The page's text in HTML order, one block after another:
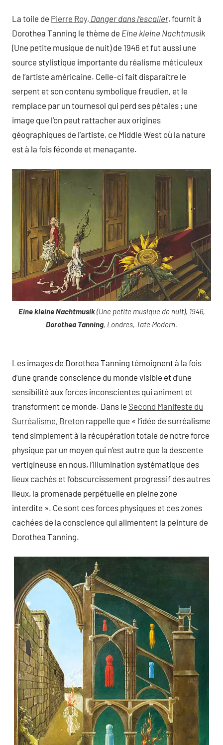
La toile de Pierre Roy, Danger dans l’escalier, fournit à
Dorothea Tanning le thème de Eine kleine Nachtmusik
(Une petite musique de nuit) de 1946 et fut aussi une
source stylistique importante du réalisme méticuleux
de l’artiste américaine. Celle-ci fait disparaître le
serpent et son contenu symbolique freudien, et le
remplace par un tournesol qui perd ses pétales ; une
image que l’on peut rattacher aux origines
géographiques de l’artiste, ce Middle West où la nature
est à la fois féconde et menaçante.
Eine kleine Nachtmusik(Une petite musique de nuit), 1946,
Dorothea Tanning, Londres, Tate Modern.
Les images de Dorothea Tanning témoignent à la fois
d’une grande conscience du monde visible et d’une
sensibilité aux forces inconscientes qui animent et
transforment ce monde. Dans le Second Manifeste du
Surréalisme, Breton rappelle que « l’idée de surréalisme
tend simplement à la récupération totale de notre force
physique par un moyen qui n’est autre que la descente
vertigineuse en nous, l’illumination systématique des
lieux cachés et l’obscurcissement progressif des autres
lieux, la promenade perpétuelle en pleine zone
interdite ». Ce sont ces forces physiques et ces zones
cachées de la conscience qui alimentent la peinture de
Dorothea Tanning.